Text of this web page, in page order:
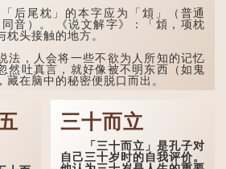
致。
准不
的精
尾枕」的本字应为「䪴」（普通
音）。 《说文解字》：「䪴，项枕
头接触的地方。
，人会将一些不欲为人所知的记忆
然吐真言，就好像被不明东西（如鬼
在脑中的秘密便脱口而出。
三十而立
「三十而立」是孔子对
自己三十岁时的自我评价。